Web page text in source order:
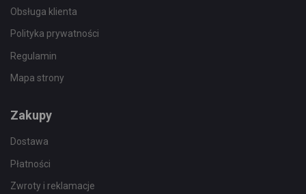
Obsługa klienta
Polityka prywatności
Regulamin
Mapa strony
Zakupy
Dostawa
Płatności
Zwroty i reklamacje